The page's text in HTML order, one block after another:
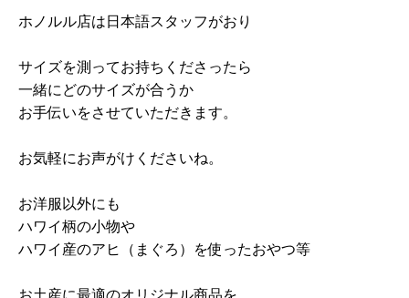
ホノルル店は日本語スタッフがおり
サイズを測ってお持ちくださったら
一緒にどのサイズが合うか
お手伝いをさせていただきます。
お気軽にお声がけくださいね。
お洋服以外にも
ハワイ柄の小物や
ハワイ産のアヒ（まぐろ）を使ったおやつ等